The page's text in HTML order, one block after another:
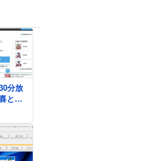
分放
と
要望